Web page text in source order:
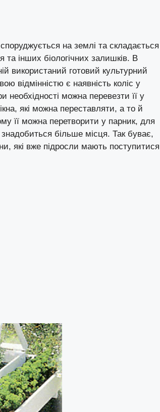
на землі та складається
та інших біологічних залишків. В
використаний готовий культурний
відмінністю є наявність коліс у
необхідності можна перевезти її у
які можна переставляти, а то й
її можна перетворити у парник, для
більше місця. Так буває,
які вже підросли мають поступитися